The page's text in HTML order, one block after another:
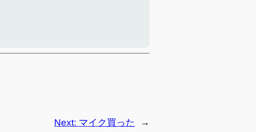
Next: マイク買った →